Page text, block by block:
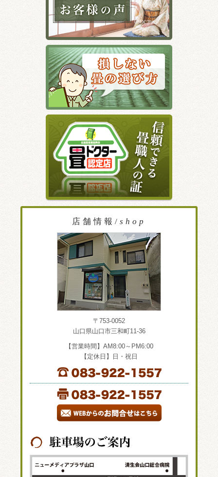
店舗情報/shop
〒753-0052
山口県山口市三和町11-36
【営業時間】AM8:00～PM6:00
【定休日】日・祝日